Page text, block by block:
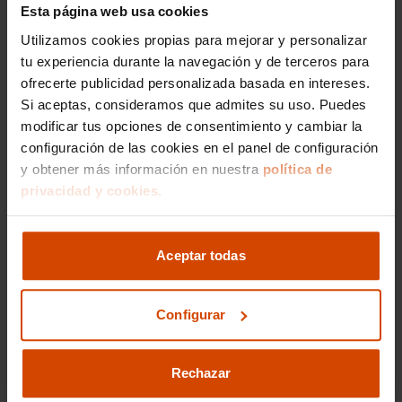
Esta página web usa cookies
Utilizamos cookies propias para mejorar y personalizar
tu experiencia durante la navegación y de terceros para
ofrecerte publicidad personalizada basada en intereses.
Si aceptas, consideramos que admites su uso. Puedes
modificar tus opciones de consentimiento y cambiar la
configuración de las cookies en el panel de configuración
y obtener más información en nuestra política de
privacidad y cookies.
Aceptar todas
Configurar
Rechazar
Volkswagen en
Valladolid
Valladolid tiene una importante red de carreteras
con las que desplazarse por sus pueblos y
ciudades de gran interés turístico. En cuanto al
de 269.418. De la marcaVolkswagen
102 nuevos
vehículosy se cambiaron de titularidad
coches de
segunda mano en